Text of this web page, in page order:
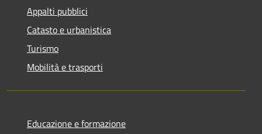
Appalti pubblici
Catasto e urbanistica
Turismo
Mobilità e trasporti
Educazione e formazione